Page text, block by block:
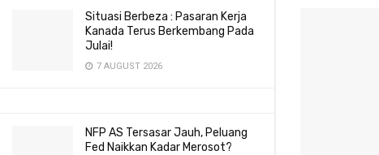
Situasi Berbeza : Pasaran Kerja
Kanada Terus Berkembang Pada
Julai!
7 AUGUST 2026
NFP AS Tersasar Jauh, Peluang
Fed Naikkan Kadar Merosot?